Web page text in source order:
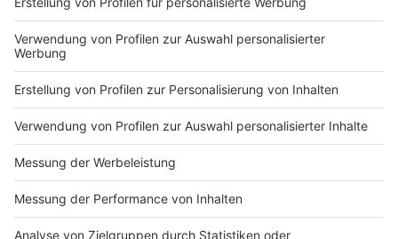
Impressum
Nutzungsbedingungen Kontakt
Newsletter